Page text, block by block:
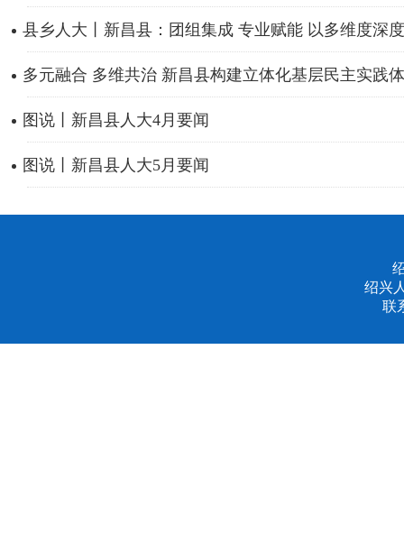
县乡人大丨新昌县：团组集成 专业赋能 以多维度深
多元融合 多维共治 新昌县构建立体化基层民主实践
图说丨新昌县人大4月要闻
图说丨新昌县人大5月要闻
绍兴
联